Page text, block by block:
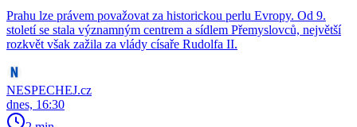
Prahu lze právem považovat za historickou perlu Evropy. Od 9.
století se stala významným centrem a sídlem Přemyslovců, největší
rozkvět však zažila za vlády císaře Rudolfa II.
NESPECHEJ.cz
dnes, 16:30